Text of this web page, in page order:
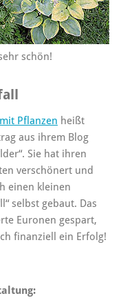
schön!
Pflanzen heißt
aus ihrem Blog
Sie hat ihren
verschönert und
einen kleinen
selbst gebaut. Das
Euronen gespart,
finanziell ein Erfolg!